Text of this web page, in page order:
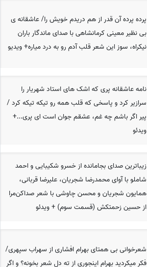
پرده‌ پرده آن قدر از هم دریدم خویش را/ عاشقانه ی
بی نظیر معینی کرمانشاهی با صدای ماندگار باران
نیکراه، سوز این شعر قلب آدم رو به درد میاره+ ویدیو
نامه عاشقانه پری که اشک های استاد شهریار را
سرازیر کرد و پاسخی که قلب همه رو تیکه تیکه کرد /
پیر اگر باشم چه غم، عشقم جوان است ای پری...+
ویدئو
زیباترین صدای بجامانده از خسرو شکیبایی و احمد
شاملو با آوای محمدرضا شجریان، علیرضا قربانی،
همایون شجریان و محسن چاوشی با شعر صداکن‌مرا
از حسین زحمتکش (قسمت سوم) + ویدئو
شعرخوانی بی همتای بهرام افشاری از سهراب سپهری/
فکر میکردید بهرام اینجوری از ته دل شعر بخونه؟ و اگر